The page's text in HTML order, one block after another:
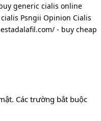
generic cialis online
Psngii Opinion Cialis
- buy cheap
Các trường bắt buộc